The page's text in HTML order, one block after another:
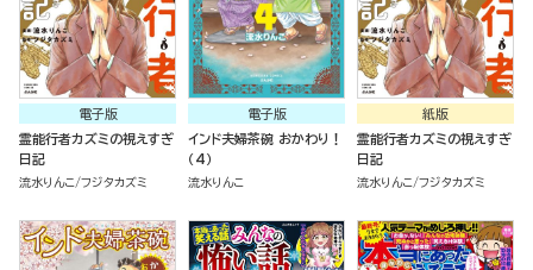
電子版
霊能行者カズミの視えすぎ
日記
流水りんこ フジタカズミ
電子版
インド夫婦茶碗 おかわり！
（4）
流水りんこ
紙版
霊能行者カズミの視えすぎ
日記
流水りんこ フジタカズミ